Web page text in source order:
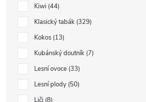
Kiwi 44
Klasický tabák 329
Kokos 13
Kubánský doutník 7
Lesní ovoce 33
Lesní plody 50
Liči 8